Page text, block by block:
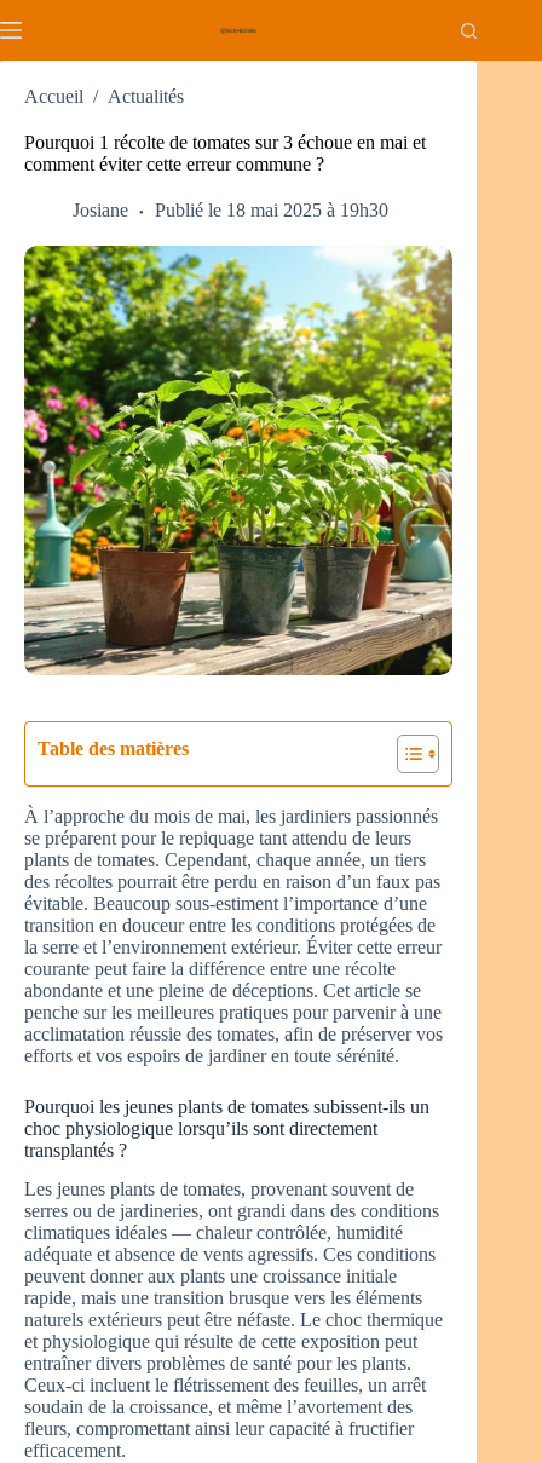
au
Accueil / Actualités
Pourquoi 1 récolte de tomates sur 3 échoue en mai et
comment éviter cette erreur commune ?
Josiane Publié le 18 mai 2025 à 19h30
Table des matières
À l’approche du mois de mai, les jardiniers passionnés
se préparent pour le repiquage tant attendu de leurs
plants de tomates. Cependant, chaque année, un tiers
des récoltes pourrait être perdu en raison d’un faux pas
évitable. Beaucoup sous-estiment l’importance d’une
transition en douceur entre les conditions protégées de
la serre et l’environnement extérieur. Éviter cette erreur
courante peut faire la différence entre une récolte
abondante et une pleine de déceptions. Cet article se
penche sur les meilleures pratiques pour parvenir à une
acclimatation réussie des tomates, afin de préserver vos
efforts et vos espoirs de jardiner en toute sérénité.
Pourquoi les jeunes plants de tomates subissent-ils un
choc physiologique lorsqu’ils sont directement
transplantés ?
Les jeunes plants de tomates, provenant souvent de
serres ou de jardineries, ont grandi dans des conditions
climatiques idéales — chaleur contrôlée, humidité
adéquate et absence de vents agressifs. Ces conditions
peuvent donner aux plants une croissance initiale
rapide, mais une transition brusque vers les éléments
naturels extérieurs peut être néfaste. Le choc thermique
et physiologique qui résulte de cette exposition peut
entraîner divers problèmes de santé pour les plants.
Ceux-ci incluent le flétrissement des feuilles, un arrêt
soudain de la croissance, et même l’avortement des
fleurs, compromettant ainsi leur capacité à fructifier
efficacement.